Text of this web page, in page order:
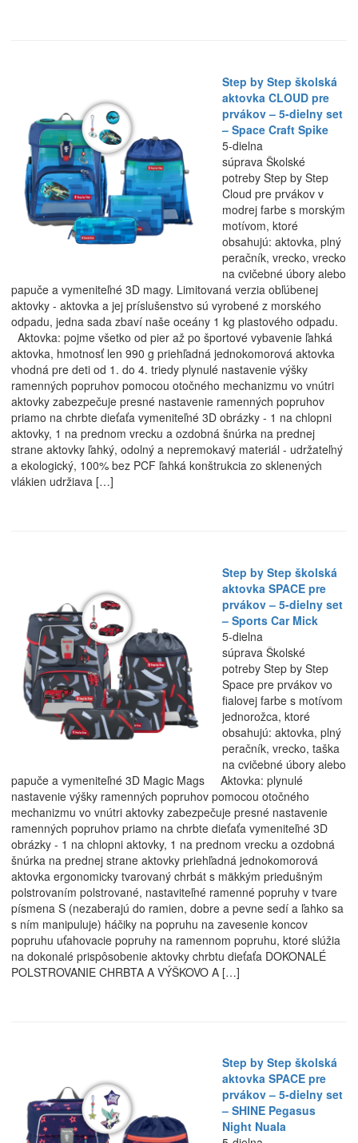
Step by Step školská
aktovka CLOUD pre
prvákov – 5-dielny set
– Space Craft Spike
5-dielna
súprava Školské
potreby Step by Step
Cloud pre prvákov v
modrej farbe s morským
motívom, ktoré
obsahujú: aktovka, plný
peračník, vrecko, vrecko
na cvičebné úbory alebo
papuče a vymeniteľné 3D magy. Limitovaná verzia obľúbenej
aktovky - aktovka a jej príslušenstvo sú vyrobené z morského
odpadu, jedna sada zbaví naše oceány 1 kg plastového odpadu.
Aktovka: pojme všetko od pier až po športové vybavenie ľahká
aktovka, hmotnosť len 990 g priehľadná jednokomorová aktovka
vhodná pre deti od 1. do 4. triedy plynulé nastavenie výšky
ramenných popruhov pomocou otočného mechanizmu vo vnútri
aktovky zabezpečuje presné nastavenie ramenných popruhov
priamo na chrbte dieťaťa vymeniteľné 3D obrázky - 1 na chlopni
aktovky, 1 na prednom vrecku a ozdobná šnúrka na prednej
strane aktovky ľahký, odolný a nepremokavý materiál - udržateľný
a ekologický, 100% bez PCF ľahká konštrukcia zo sklenených
vlákien udržiava […]
Step by Step školská
aktovka SPACE pre
prvákov – 5-dielny set
– Sports Car Mick
5-dielna
súprava Školské
potreby Step by Step
Space pre prvákov vo
fialovej farbe s motívom
jednorožca, ktoré
obsahujú: aktovka, plný
peračník, vrecko, taška
na cvičebné úbory alebo
papuče a vymeniteľné 3D Magic Mags Aktovka: plynulé
nastavenie výšky ramenných popruhov pomocou otočného
mechanizmu vo vnútri aktovky zabezpečuje presné nastavenie
ramenných popruhov priamo na chrbte dieťaťa vymeniteľné 3D
obrázky - 1 na chlopni aktovky, 1 na prednom vrecku a ozdobná
šnúrka na prednej strane aktovky priehľadná jednokomorová
aktovka ergonomicky tvarovaný chrbát s mäkkým priedušným
polstrovaním polstrované, nastaviteľné ramenné popruhy v tvare
písmena S (nezaberajú do ramien, dobre a pevne sedí a ľahko sa
s ním manipuluje) háčiky na popruhu na zavesenie koncov
popruhu uťahovacie popruhy na ramennom popruhu, ktoré slúžia
na dokonalé prispôsobenie aktovky chrbtu dieťaťa DOKONALÉ
POLSTROVANIE CHRBTA A VÝŠKOVO A […]
Step by Step školská
aktovka SPACE pre
prvákov – 5-dielny set
– SHINE Pegasus
Night Nuala